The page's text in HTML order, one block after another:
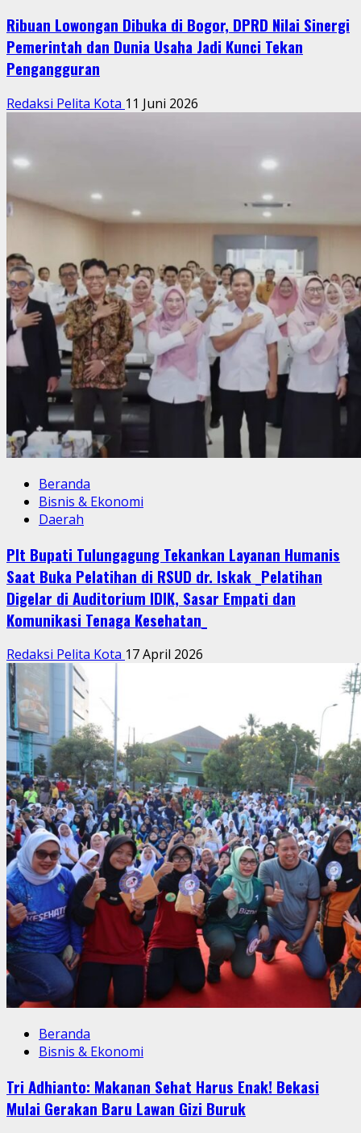
Ribuan Lowongan Dibuka di Bogor, DPRD Nilai Sinergi
Pemerintah dan Dunia Usaha Jadi Kunci Tekan
Pengangguran
Redaksi Pelita Kota 11 Juni 2026
Beranda
Bisnis & Ekonomi
Daerah
Plt Bupati Tulungagung Tekankan Layanan Humanis
Saat Buka Pelatihan di RSUD dr. Iskak _Pelatihan
Digelar di Auditorium IDIK, Sasar Empati dan
Komunikasi Tenaga Kesehatan_
Redaksi Pelita Kota 17 April 2026
Beranda
Bisnis & Ekonomi
Tri Adhianto: Makanan Sehat Harus Enak! Bekasi
Mulai Gerakan Baru Lawan Gizi Buruk